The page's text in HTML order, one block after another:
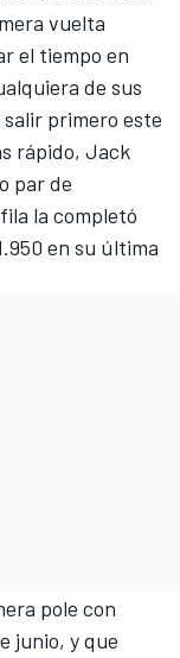
vuelta
el tiempo en
de sus
primero este
rápido, Jack
par de
la completó
en su última
pole con
junio, y que